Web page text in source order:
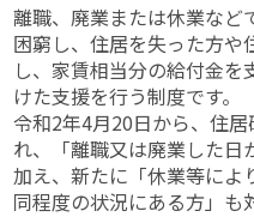
離職、廃業または休業など
困窮し、住居を失った方や
し、家賃相当分の給付金
けた支援を行う制度です。
令和2年4月20日から、住
れ、「離職又は廃業した日
加え、新たに「休業等によ
同程度の状況にある方」も